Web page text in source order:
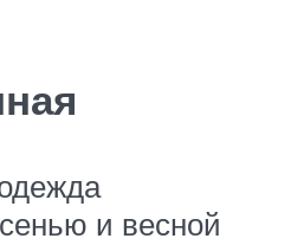
и весной